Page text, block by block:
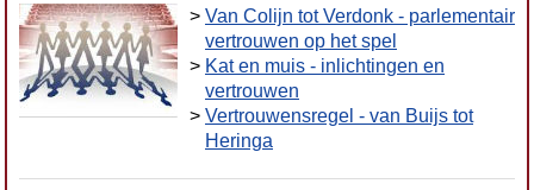
> Van Colijn tot Verdonk - parlementair
vertrouwen op het spel
> Kat en muis - inlichtingen en
vertrouwen
> Vertrouwensregel - van Buijs tot
Heringa